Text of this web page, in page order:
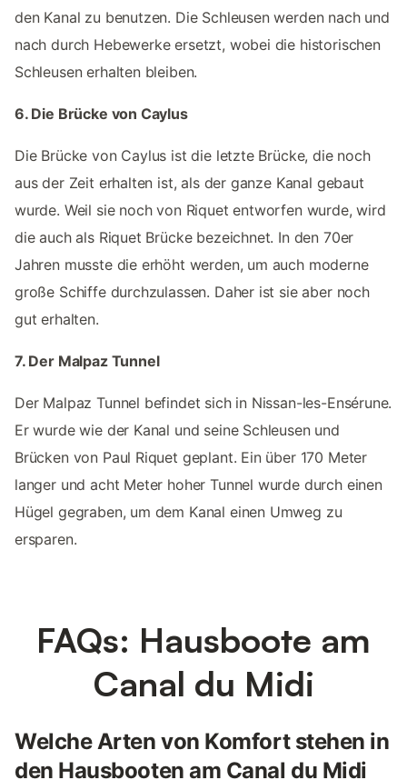
den Kanal zu benutzen. Die Schleusen werden nach und
nach durch Hebewerke ersetzt, wobei die historischen
Schleusen erhalten bleiben.
6. Die Brücke von Caylus
Die Brücke von Caylus ist die letzte Brücke, die noch
aus der Zeit erhalten ist, als der ganze Kanal gebaut
wurde. Weil sie noch von Riquet entworfen wurde, wird
die auch als Riquet Brücke bezeichnet. In den 70er
Jahren musste die erhöht werden, um auch moderne
große Schiffe durchzulassen. Daher ist sie aber noch
gut erhalten.
7. Der Malpaz Tunnel
Der Malpaz Tunnel befindet sich in Nissan-les-Ensérune.
Er wurde wie der Kanal und seine Schleusen und
Brücken von Paul Riquet geplant. Ein über 170 Meter
langer und acht Meter hoher Tunnel wurde durch einen
Hügel gegraben, um dem Kanal einen Umweg zu
ersparen.
FAQs: Hausboote am
Canal du Midi
Welche Arten von Komfort stehen in
den Hausbooten am Canal du Midi